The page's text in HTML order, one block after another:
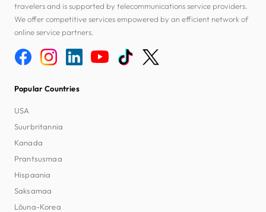
travelers and is supported by telecommunications service providers.
We offer competitive services empowered by an efficient network of
online service partners.
Popular Countries
USA
Suurbritannia
Kanada
Prantsusmaa
Hispaania
Saksamaa
Lõuna-Korea